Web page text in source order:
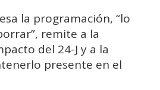
la programación, “lo
remite a la
del 24-J y a la
presente en el